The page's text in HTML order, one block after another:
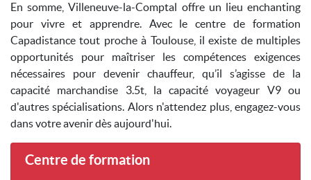
En somme, Villeneuve-la-Comptal offre un lieu enchanting
pour vivre et apprendre. Avec le centre de formation
Capadistance tout proche à Toulouse, il existe de multiples
opportunités pour maîtriser les compétences exigences
nécessaires pour devenir chauffeur, qu’il s’agisse de la
capacité marchandise 3.5t, la capacité voyageur V9 ou
d'autres spécialisations. Alors n'attendez plus, engagez-vous
dans votre avenir dès aujourd'hui.
Centre de formation